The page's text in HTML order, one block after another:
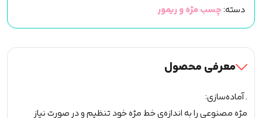
دسته:چسب مژه و ریمور
معرفی محصول
. آماده‌سازی:
مژه مصنوعی را به اندازه‌ی خط مژه خود تنظیم و در صورت نیاز